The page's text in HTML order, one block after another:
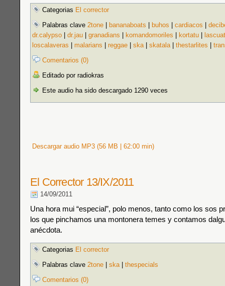
Categorias El corrector
Palabras clave 2tone bananaboats buhos cardiacos
dr.calypso
dr.jau granadians komandomoriles kortatu
loscalaveras
malarians reggae ska| skatala| thestarlites
Comentarios (0)
Editado por radiokras
Este audio ha sido descargado 1290 veces
Descargar audio MP3 (56 MB | 62:00 min)
El Corrector 13/IX/2011
14/09/2011
Una hora mui “especial”, polo menos, tanto como los sos
los que pinchamos una montonera temes y contamos
anécdota.
Categorias El corrector
Palabras clave 2tone ska| thespecials
Comentarios (0)